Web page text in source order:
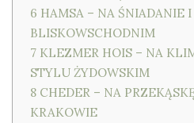
6 HAMSA – NA ŚNIADANIE
BLISKOWSCHODNIM
7 KLEZMER HOIS – NA
STYLU ŻYDOWSKIM
8 CHEDER – NA
KRAKOWIE